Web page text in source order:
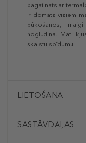
bagātināts ar
ir domāts visiem
pūkošanos,
nogludina. Mati
skaistu spīdumu.
LIETOŠANA
SASTĀVDAĻAS